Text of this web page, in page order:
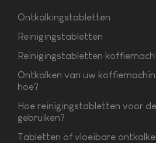
Ontkalkingstabletten
Reinigingstabletten
Reinigingstabletten
Ontkalken van uw
hoe?
Hoe reinigingstabletten voor
gebruiken?
Tabletten of vloeibare